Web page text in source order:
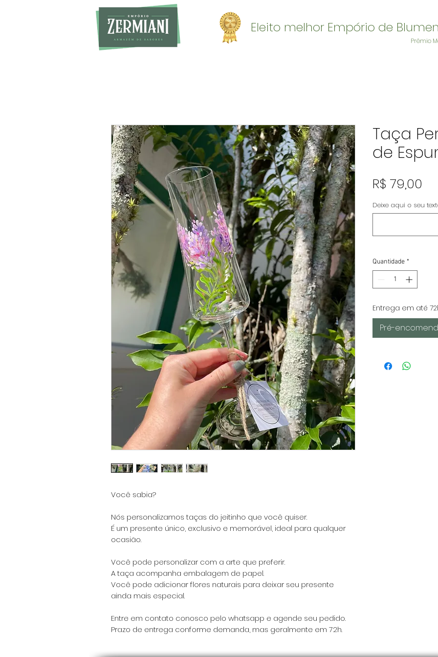
Eleito melhor Empório de
Prêmio
Você sabia?
Nós personalizamos taças do jeitinho que você quiser.
É um presente único, exclusivo e memorável, ideal para qualquer
ocasião.
Você pode personalizar com a arte que preferir.
A taça acompanha embalagem de papel.
Você pode adicionar flores naturais para deixar seu presente
ainda mais especial.
Entre em contato conosco pelo whatsapp e agende seu pedido.
Prazo de entrega conforme demanda, mas geralmente em 72h.
Taça
de
R$ 79,00
Deixe aqui o seu
Quantidade *
Entrega em até
Pré-